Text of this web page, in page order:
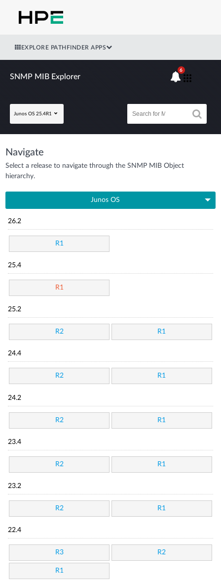
EXPLORE PATHFINDER APPS
SNMP MIB Explorer
Junos OS 25.4R1
6
Navigate
Select a release to navigate through the SNMP MIB Object
hierarchy.
Junos OS
26.2
R1
25.4
R1
25.2
R2 R1
24.4
R2 R1
24.2
R2 R1
23.4
R2 R1
23.2
R2 R1
22.4
R3 R2
R1